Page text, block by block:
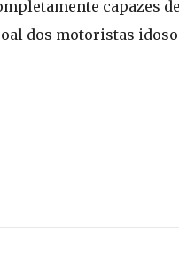
capazes
dos motoristas